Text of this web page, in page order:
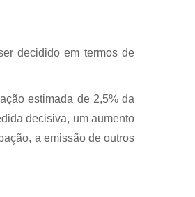
decidido em termos de
estimada de 2,5% da
decisiva, um aumento
a emissão de outros